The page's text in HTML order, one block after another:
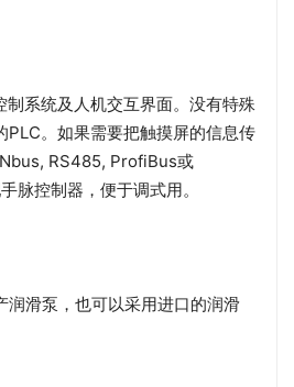
制系统及人机交互界面。没有特殊
PLC。如果需要把触摸屏的信息传
RS485, ProfiBus或
脉控制器，便于调式用。
润滑泵，也可以采用进口的润滑